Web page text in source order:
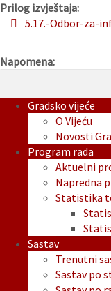
Prilog izvještaja:
5.17.-Odbor-za-
Napomena:
Gradsko vijeće
O Vijeću
Novosti
Program rada
Aktuelni
Napredna
Statistika
Sastav
Trenutni
Sastav po